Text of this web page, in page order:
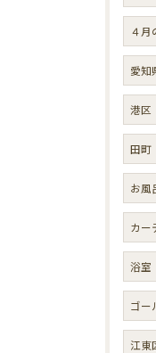
４月
愛知
港区
田町
お風
カー
浴室
ゴー
江東